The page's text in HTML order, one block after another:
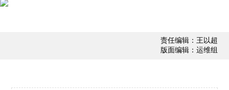
责任编辑：王以超
版面编辑：运维组